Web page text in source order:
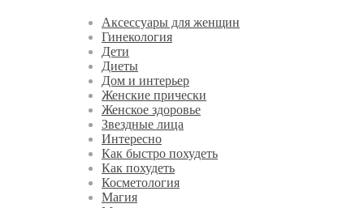
Аксессуары для женщин
Гинекология
Дети
Диеты
Дом и интерьер
Женские прически
Женское здоровье
Звездные лица
Интересно
Как быстро похудеть
Как похудеть
Косметология
Магия